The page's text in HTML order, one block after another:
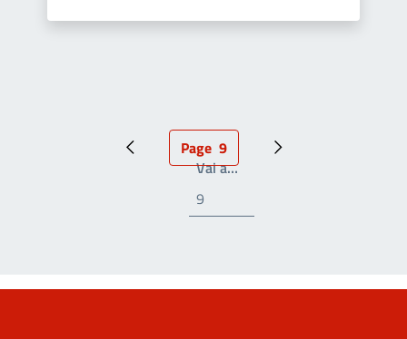
Pagina precedentePagina attuale
Page 9 Prossima pagina
Vai a…Write the page number